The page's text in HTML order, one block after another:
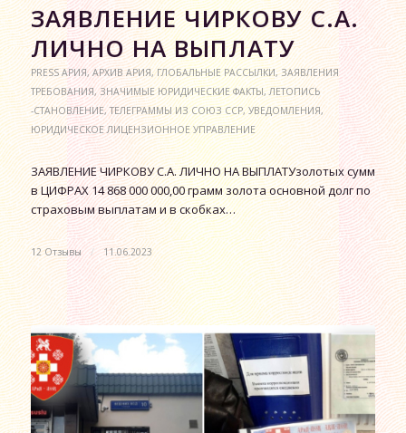
ЗАЯВЛЕНИЕ ЧИРКОВУ С.А.
ЛИЧНО НА ВЫПЛАТУ
PRESS АРИЯ,АРХИВ АРИЯ,ГЛОБАЛЬНЫЕ РАССЫЛКИ,ЗАЯВЛЕНИЯ
ТРЕБОВАНИЯ,ЗНАЧИМЫЕ ЮРИДИЧЕСКИЕ ФАКТЫ,ЛЕТОПИСЬ
-СТАНОВЛЕНИЕ,ТЕЛЕГРАММЫ ИЗ СОЮЗ ССР,УВЕДОМЛЕНИЯ,
ЮРИДИЧЕСКОЕ ЛИЦЕНЗИОННОЕ УПРАВЛЕНИЕ
ЗАЯВЛЕНИЕ ЧИРКОВУ С.А. ЛИЧНО НА ВЫПЛАТУзолотых сумм
в ЦИФРАХ 14 868 000 000,00 грамм золота основной долг по
страховым выплатам и в скобках…
12 Отзывы / 11.06.2023